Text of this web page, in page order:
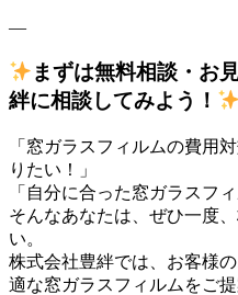
—
まずは無料相談・お
絆に相談してみよう！
「窓ガラスフィルムの費用
りたい！」
「自分に合った窓ガラスフ
そんなあなたは、ぜひ一度
い。
株式会社豊絆では、お客様
適な窓ガラスフィルムをご提